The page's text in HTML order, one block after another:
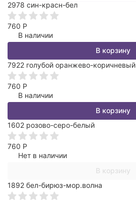
2978 син-красн-бел
760 Р
В наличии
В корзину
7922 голубой оранжево-коричневый
760 Р
В наличии
В корзину
1602 розово-серо-белый
760 Р
Нет в наличии
В корзину
1892 бел-бирюз-мор.волна